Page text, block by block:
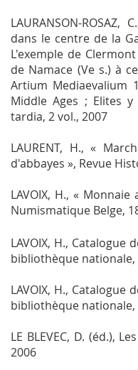
LAURANSON-
dans le centre de la
L'exemple de
de Namace (Ve s.) à
Artium Mediaevalium
Middle Ages ; Elites
tardia, 2 vol., 2007
LAURENT, H., «
d'abbayes », Revue
LAVOIX, H., « Monnaie
Numismatique Belge,
LAVOIX, H., Catalogue
bibliothèque
LAVOIX, H., Catalogue
bibliothèque nationale,
LE BLEVEC, D. (éd.),
2006